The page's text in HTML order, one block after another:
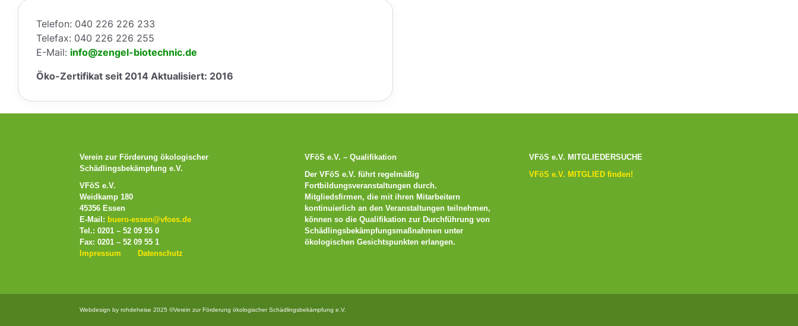
Telefon: 040 226 226 233
Telefax: 040 226 226 255
E-Mail: info@zengel-biotechnic.de
Öko-Zertifikat seit 2014 Aktualisiert: 2016
Verein zur Förderung ökologischer
Schädlingsbekämpfung e.V.
VFöS e.V.
Weidkamp 180
45356 Essen
E-Mail: buero-essen@vfoes.de
Tel.: 0201 – 52 09 55 0
Fax: 0201 – 52 09 55 1
Impressum
Datenschutz
VFöS e.V. – Qualifikation
Der VFöS e.V. führt regelmäßig
Fortbildungsveranstaltungen durch.
Mitgliedsfirmen, die mit ihren Mitarbeitern
kontinuierlich an den Veranstaltungen teilnehmen,
können so die Qualifikation zur Durchführung von
Schädlingsbekämpfungsmaßnahmen unter
ökologischen Gesichtspunkten erlangen.
VFöS e.V. MITGLIEDERSUCHE
VFöS e.V. MITGLIED finden!
Webdesign by rohdeheise 2025 ©Verein zur Förderung ökologischer Schädlingsbekämpfung e.V.